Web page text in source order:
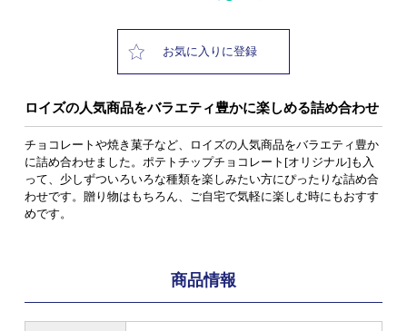
お気に入りに登録
ロイズの人気商品をバラエティ豊かに楽しめる詰め合わせ
チョコレートや焼き菓子など、ロイズの人気商品をバラエティ豊か
に詰め合わせました。ポテトチップチョコレート[オリジナル]も入
って、少しずついろいろな種類を楽しみたい方にぴったりな詰め合
わせです。贈り物はもちろん、ご自宅で気軽に楽しむ時にもおすす
めです。
商品情報